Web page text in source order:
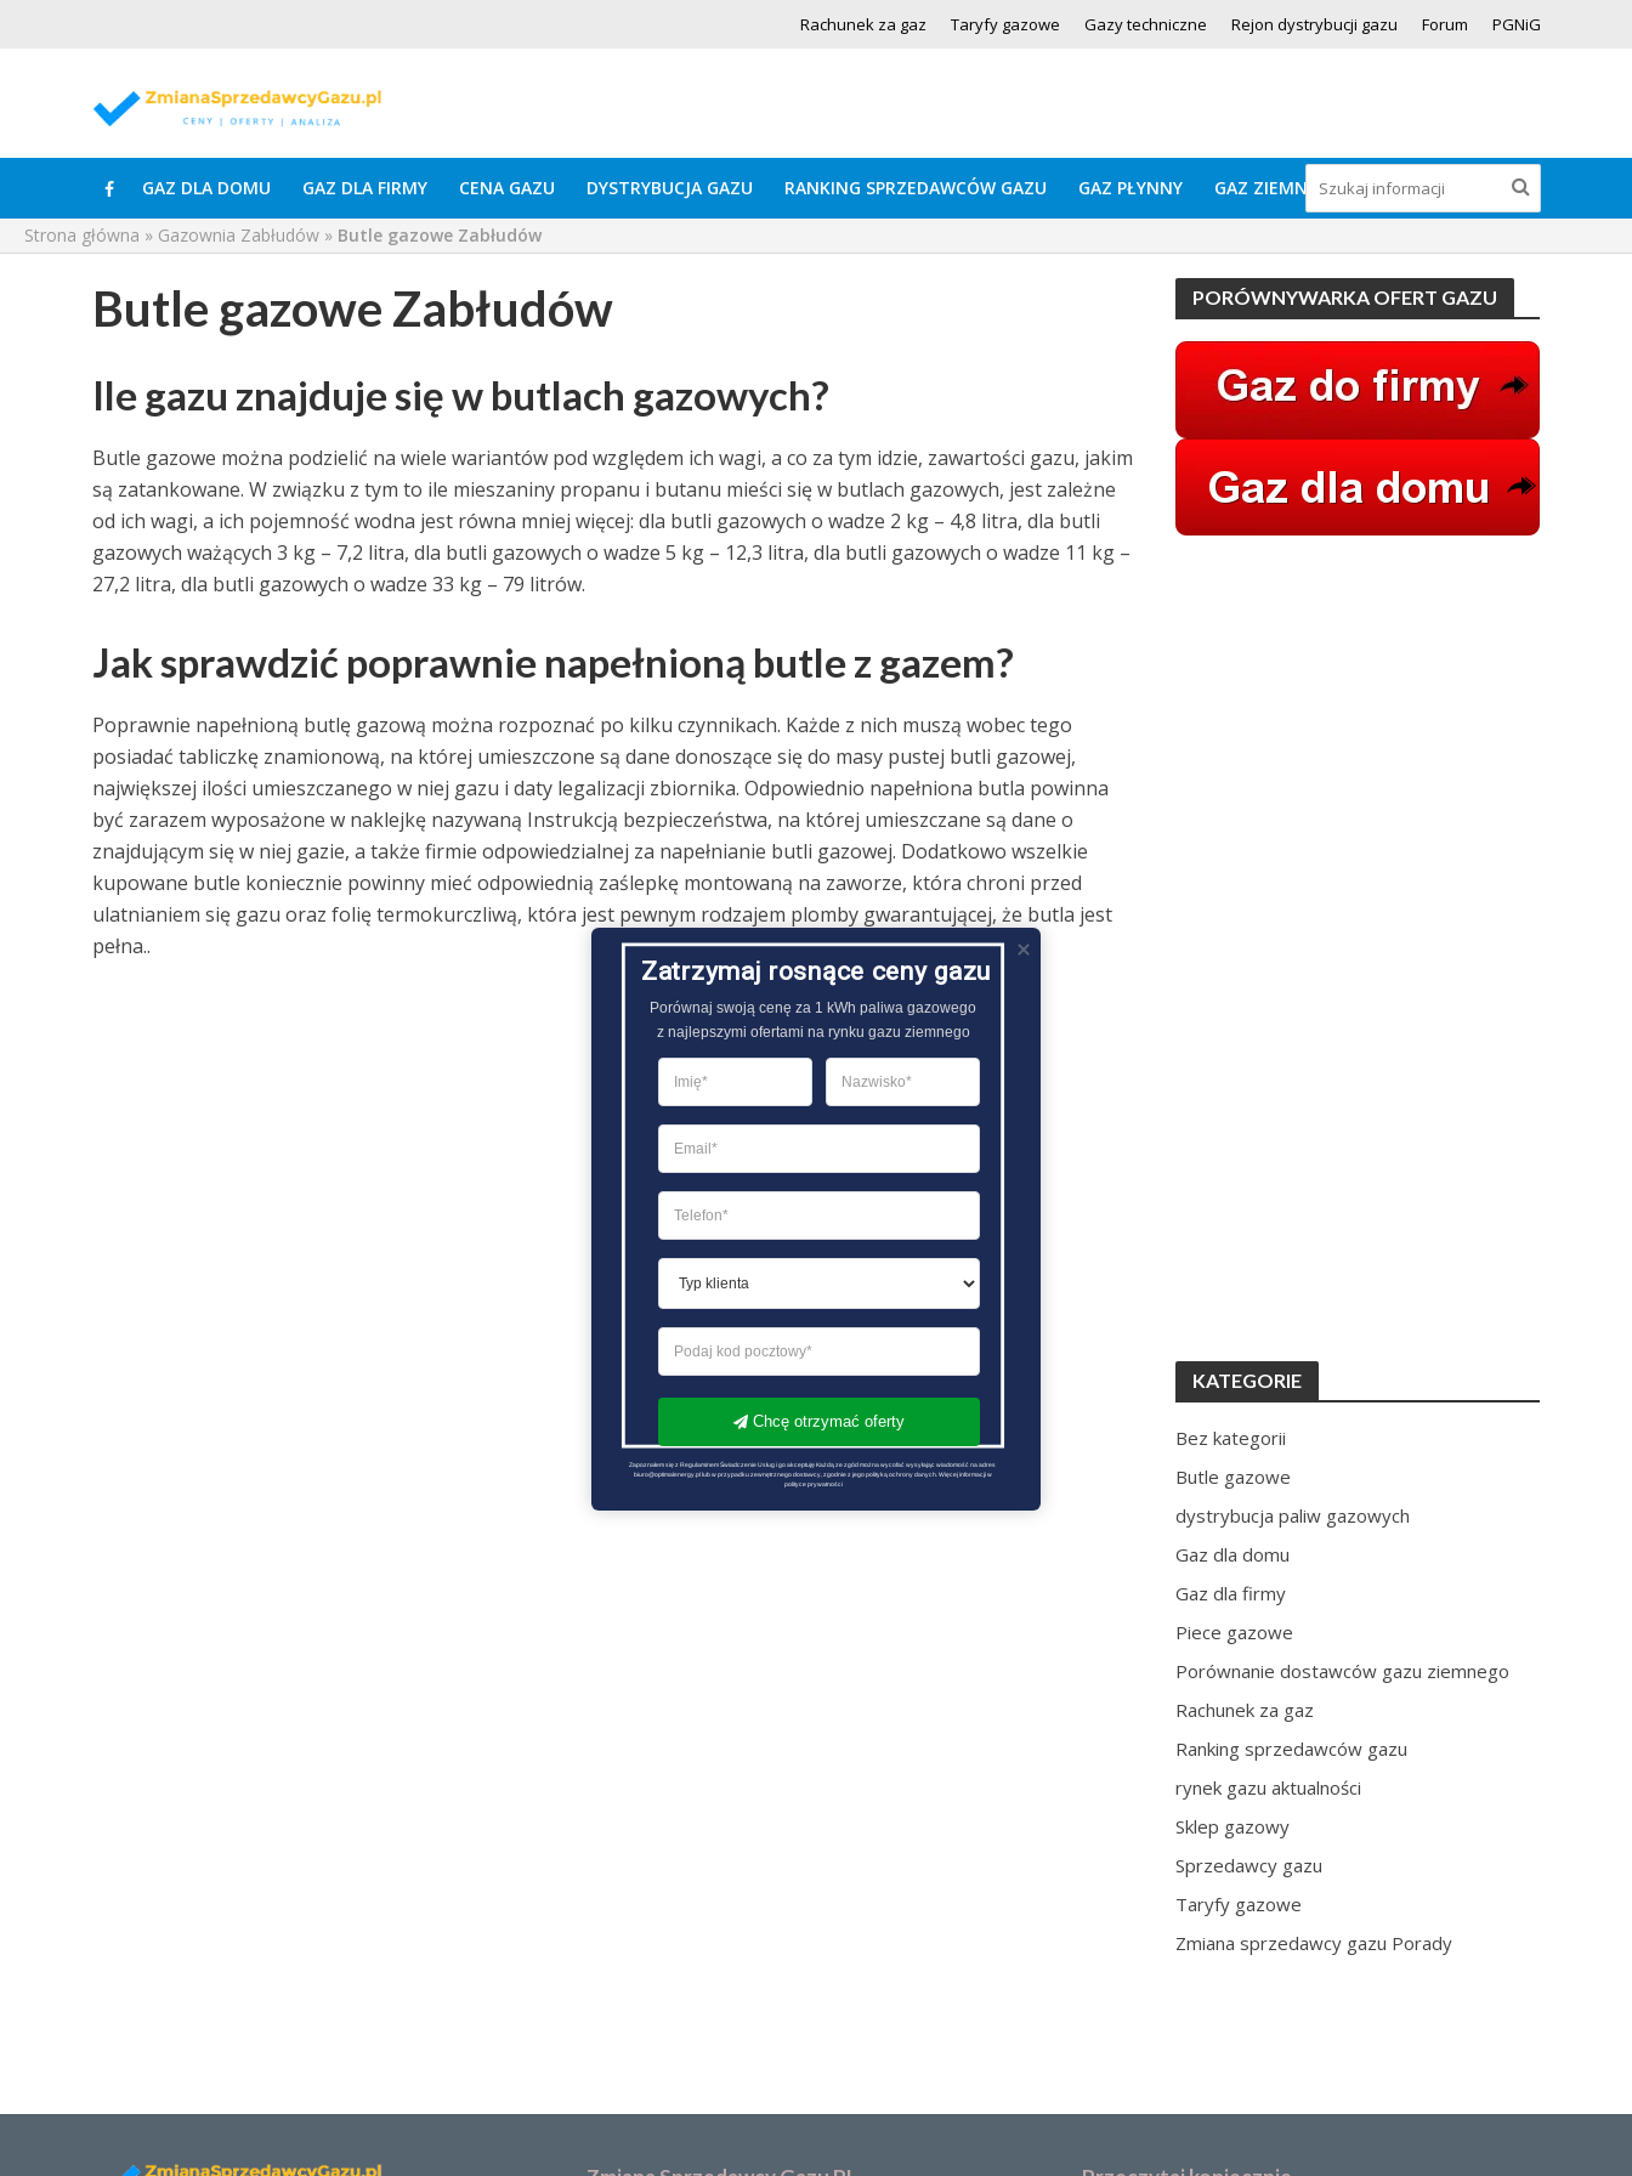
Rachunek za gaz Taryfy gazowe Gazy techniczne Rejon dystrybucji gazu Forum PGNiG
GAZ DLA DOMU GAZ DLA FIRMY CENA GAZU DYSTRYBUCJA GAZU RANKING SPRZEDAWCÓW GAZU GAZ PŁYNNY GAZ ZIEMNY
Strona główna » Gazownia Zabłudów » Butle gazowe Zabłudów
Butle gazowe Zabłudów
Ile gazu znajduje się w butlach gazowych?
Butle gazowe można podzielić na wiele wariantów pod względem ich wagi, a co za tym idzie, zawartości gazu, jakim
są zatankowane. W związku z tym to ile mieszaniny propanu i butanu mieści się w butlach gazowych, jest zależne
od ich wagi, a ich pojemność wodna jest równa mniej więcej: dla butli gazowych o wadze 2 kg – 4,8 litra, dla butli
gazowych ważących 3 kg – 7,2 litra, dla butli gazowych o wadze 5 kg – 12,3 litra, dla butli gazowych o wadze 11 kg –
27,2 litra, dla butli gazowych o wadze 33 kg – 79 litrów.
Jak sprawdzić poprawnie napełnioną butle z gazem?
Poprawnie napełnioną butlę gazową można rozpoznać po kilku czynnikach. Każde z nich muszą wobec tego
posiadać tabliczkę znamionową, na której umieszczone są dane donoszące się do masy pustej butli gazowej,
największej ilości umieszczanego w niej gazu i daty legalizacji zbiornika. Odpowiednio napełniona butla powinna
być zarazem wyposażone w naklejkę nazywaną Instrukcją bezpieczeństwa, na której umieszczane są dane o
znajdującym się w niej gazie, a także firmie odpowiedzialnej za napełnianie butli gazowej. Dodatkowo wszelkie
kupowane butle koniecznie powinny mieć odpowiednią zaślepkę montowaną na zaworze, która chroni przed
ulatnianiem się gazu oraz folię termokurczliwą, która jest pewnym rodzajem plomby gwarantującej, że butla jest
pełna..
PORÓWNYWARKA OFERT GAZU
KATEGORIE
Bez kategorii
Butle gazowe
dystrybucja paliw gazowych
Gaz dla domu
Gaz dla firmy
Piece gazowe
Porównanie dostawców gazu ziemnego
Rachunek za gaz
Ranking sprzedawców gazu
rynek gazu aktualności
Sklep gazowy
Sprzedawcy gazu
Taryfy gazowe
Zmiana sprzedawcy gazu Porady
Zatrzymaj rosnące ceny gazu
Porównaj swoją cenę za 1 kWh paliwa gazowego
z najlepszymi ofertami na rynku gazu ziemnego
Chcę otrzymać oferty
Zapoznałem się z Regulaminem Świadczenie Usług i go akceptuję Każdą ze zgód można wycofać wysyłając wiadomość na adres
biuro@optimalenergy.pl lub w przypadku zewnętrznego dostawcy, zgodnie z jego polityką ochrony danych. Więcej informacji w
polityce prywatności